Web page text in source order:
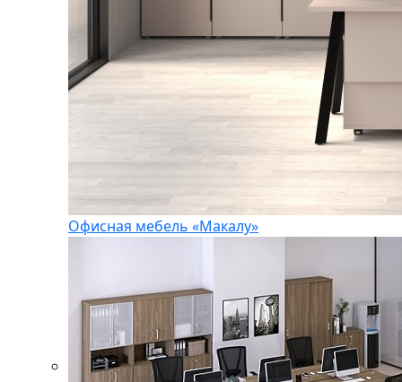
Офисная мебель «Макалу»